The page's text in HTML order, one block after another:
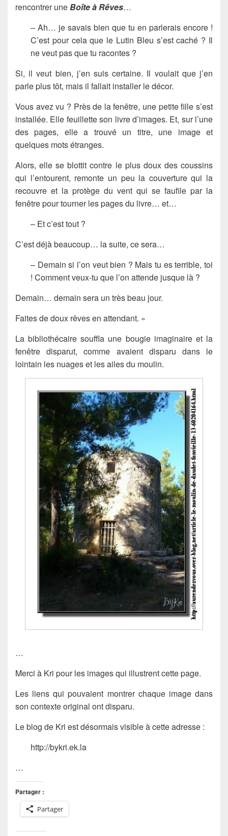
rencontrer uneBoîte à Rêves…
– Ah… je savais bien que tu en parlerais encore !
C’est pour cela que le Lutin Bleu s’est caché ? Il
ne veut pas que tu racontes ?
Si, il veut bien, j’en suis certaine. Il voulait que j’en
parle plus tôt, mais il fallait installer le décor.
Vous avez vu ? Près de la fenêtre, une petite fille s’est
installée. Elle feuillette son livre d’images. Et, sur l’une
des pages, elle a trouvé un titre, une image et
quelques mots étranges.
Alors, elle se blottit contre le plus doux des coussins
qui l’entourent, remonte un peu la couverture qui la
recouvre et la protège du vent qui se faufile par la
fenêtre pour tourner les pages du livre… et…
– Et c’est tout ?
C’est déjà beaucoup… la suite, ce sera…
– Demain si l’on veut bien ? Mais tu es terrible, toi
! Comment veux-tu que l’on attende jusque là ?
Demain… demain sera un très beau jour.
Faites de doux rêves en attendant. »
La bibliothécaire souffla une bougie imaginaire et la
fenêtre disparut, comme avaient disparu dans le
lointain les nuages et les ailes du moulin.
…
Merci à Kri pour les images qui illustrent cette page.
Les liens qui pouvaient montrer chaque image dans
son contexte original ont disparu.
Le blog de Kri est désormais visible à cette adresse :
http://bykri.ek.la
…
Partager :
Partager